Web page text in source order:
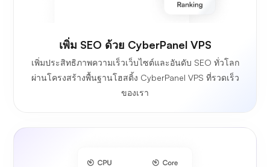
เพิ่ม SEO ด้วย CyberPanel VPS
เพิ่มประสิทธิภาพความเร็วเว็บไซต์และอันดับ SEO ทั่วโลก
ผ่านโครงสร้างพื้นฐานโฮสติ้ง CyberPanel VPS ที่รวดเร็ว
ของเรา